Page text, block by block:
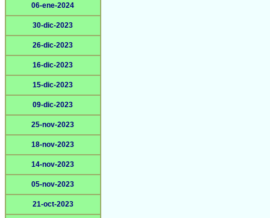
06-ene-2024
30-dic-2023
26-dic-2023
16-dic-2023
15-dic-2023
09-dic-2023
25-nov-2023
18-nov-2023
14-nov-2023
05-nov-2023
21-oct-2023